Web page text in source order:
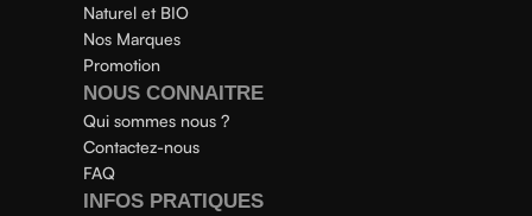
Naturel et BIO
Nos Marques
Promotion
NOUS CONNAITRE
Qui sommes nous ?
Contactez-nous
FAQ
INFOS PRATIQUES